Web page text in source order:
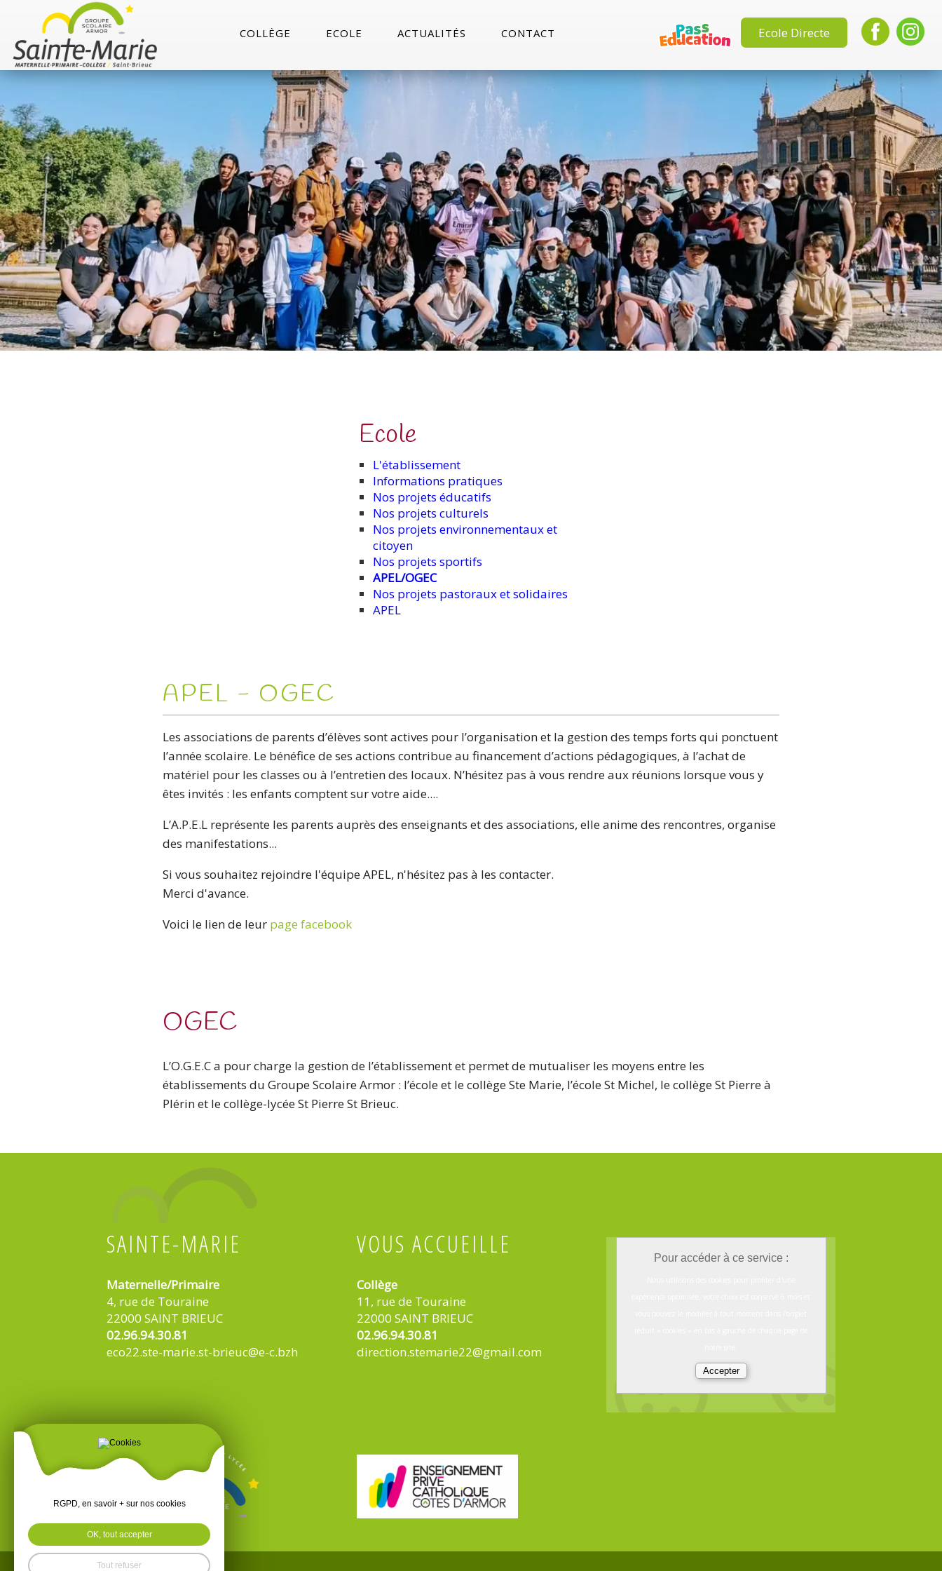
Ecole Directe
COLLÈGE ECOLE ACTUALITÉS CONTACT
Ecole
L'établissement
Informations pratiques
Nos projets éducatifs
Nos projets culturels
Nos projets environnementaux et
citoyen
Nos projets sportifs
APEL/OGEC
Nos projets pastoraux et solidaires
APEL
APEL - OGEC
Les associations de parents d’élèves sont actives pour l’organisation et la gestion des temps forts qui ponctuent
l’année scolaire. Le bénéfice de ses actions contribue au financement d’actions pédagogiques, à l’achat de
matériel pour les classes ou à l’entretien des locaux. N’hésitez pas à vous rendre aux réunions lorsque vous y
êtes invités : les enfants comptent sur votre aide....
L’A.P.E.L représente les parents auprès des enseignants et des associations, elle anime des rencontres, organise
des manifestations...
Si vous souhaitez rejoindre l'équipe APEL, n'hésitez pas à les contacter.
Merci d'avance.
Voici le lien de leur page facebook
OGEC
L’O.G.E.C a pour charge la gestion de l’établissement et permet de mutualiser les moyens entre les
établissements du Groupe Scolaire Armor : l’école et le collège Ste Marie, l’école St Michel, le collège St Pierre à
Plérin et le collège-lycée St Pierre St Brieuc.
SAINTE-MARIE
Maternelle/Primaire
4, rue de Touraine
22000 SAINT BRIEUC
02.96.94.30.81
eco22.ste-marie.st-brieuc@e-c.bzh
VOUS ACCUEILLE
Collège
11, rue de Touraine
22000 SAINT BRIEUC
02.96.94.30.81
direction.stemarie22@gmail.com
Pour accéder à ce service :
RGPD, en savoir + sur nos cookies
OK, tout accepter
Tout refuser